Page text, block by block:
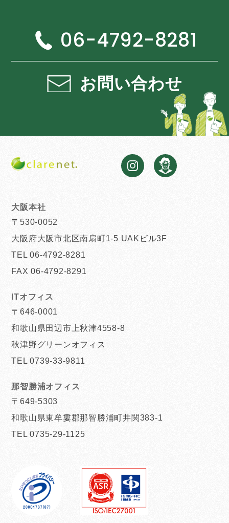
06-4792-8281
お問い合わせ
大阪本社
〒530-0052
大阪府大阪市北区南扇町1-5 UAKビル3F
TEL 06-4792-8281
FAX 06-4792-8291
ITオフィス
〒646-0001
和歌山県田辺市上秋津4558-8
秋津野グリーンオフィス
TEL 0739-33-9811
那智勝浦オフィス
〒649-5303
和歌山県東牟婁郡那智勝浦町井関383-1
TEL 0735-29-1125